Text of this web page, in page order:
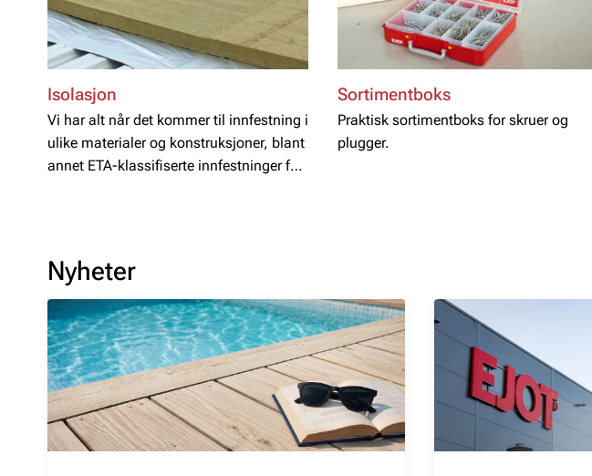
Isolasjon
Vi har alt når det kommer til innfestning i
ulike materialer og konstruksjoner, blant
annet ETA-klassifiserte innfestninger for
Sortimentboks
Praktisk sortimentboks for skruer og
plugger.
Nyheter